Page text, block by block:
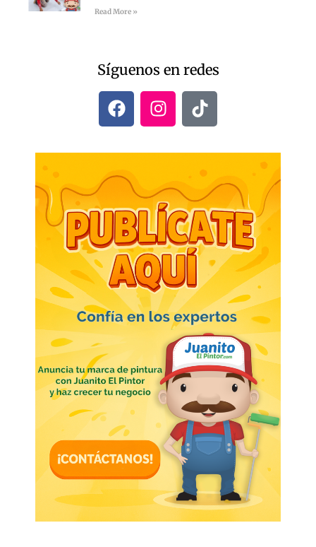
Read More »
Síguenos en redes